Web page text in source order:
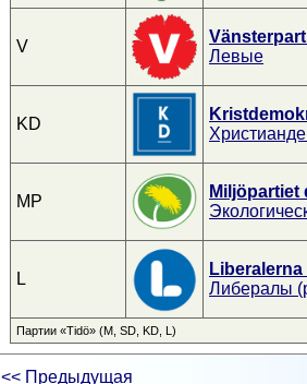
V
Левые
KD
MP
Miljöpartiet
L
Liberalerna
Либералы
Партии «Tidö» (M, SD, KD, L)
<< Предыдущая